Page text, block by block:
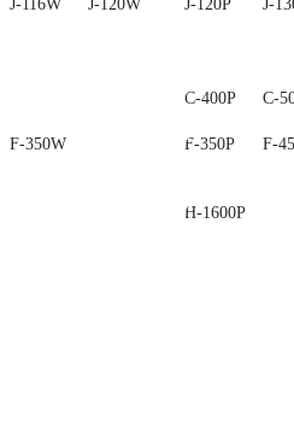
J-116W J-120W J-120P J-
C-400P C-
F-350W F-350P F-
H-1600P